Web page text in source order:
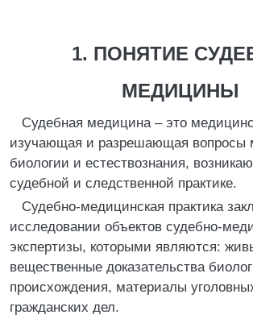
1. ПОНЯТИЕ
МЕДИЦИНЫ
Судебная медицина – это
изучающая и разрешающая вопросы
биологии и естествознания,
судебной и следственной практике.
Судебно-медицинская практика
исследовании объектов судебно-
экспертизы, которыми являются:
вещественные доказательства
происхождения, материалы
гражданских дел.